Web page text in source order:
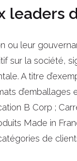
leaders
ou leur
sur la société,
A titre
B Corp ;
Made in
de